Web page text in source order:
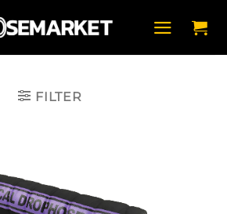
FILTER